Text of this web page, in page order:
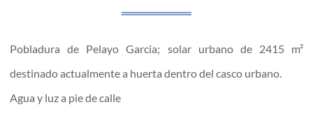
Pobladura de Pelayo Garcia; solar urbano de 2415 m²
destinado actualmente a huerta dentro del casco urbano.
Agua y luz a pie de calle